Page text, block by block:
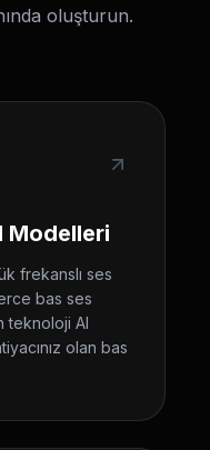
oluşturun.
Modelleri
frekanslı ses
bas ses
teknoloji AI
olan bas